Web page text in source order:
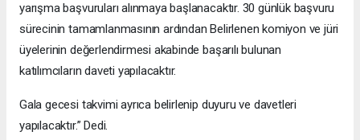
yarışma başvuruları alınmaya başlanacaktır. 30 günlük başvuru
sürecinin tamamlanmasının ardından Belirlenen komiyon ve jüri
üyelerinin değerlendirmesi akabinde başarılı bulunan
katılımcıların daveti yapılacaktır.
Gala gecesi takvimi ayrıca belirlenip duyuru ve davetleri
yapılacaktır.” Dedi.